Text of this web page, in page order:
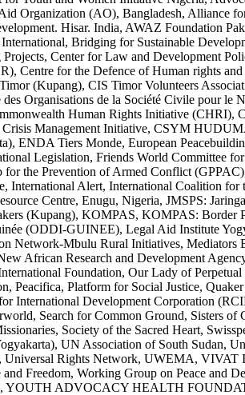
Organization (AO), Bangladesh, Alliance
Hisar. India, AWAZ Foundation
Bridging for Sustainable
Center for Law and Development
Centre for the Defence of Human rights
(Kupang), CIS Timor Volunteers
Organisations de la Société Civile pour
Human Rights Initiative
Management Initiative, CSYM
ENDA Tiers Monde, European
Legislation, Friends World Committee
for the Prevention of Armed Conflict
International Alert, International Coalition
Centre, Enugu, Nigeria, JMSPS:
(Kupang), KOMPAS, KOMPAS: Border
(ODDI-GUINEE), Legal Aid Institute
Network-Mbulu Rural Initiatives,
African Research and Development
Foundation, Our Lady of
Peacifica, Platform for Social Justice,
International Development Corporation
Search for Common Ground, Sisters
Society of the Sacred Heart,
UN Association of South Sudan,
Universal Rights Network, UWEMA, VIVAT
and Freedom, Working Group on Peace
YOUTH ADVOCACY HEALTH